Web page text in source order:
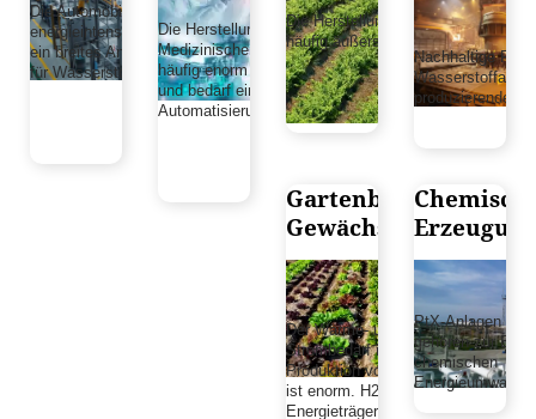
Die Automobilindustrie ist ein
energieintensives Gewerbe, das
ein breites Anwendungsspektrum
für Wasserstoff bietet.
Die Herstellung von
Medizinischen Produkten ist
häufig enorm energieintensiv
und bedarf einer modernen
Automatisierung.
Die Herstellung von Lebensmittel ist
häufig äußerst energieintensiv.
Nachhaltige
produzierende
Gartenbau &
Gewächshäuser
Der Wärme- und
Strombedarf in der
Produktion von Gemüse
ist enorm. H2 kann als
Energieträger eine
PtX-Anlagen wie
gehören zur
chemischen